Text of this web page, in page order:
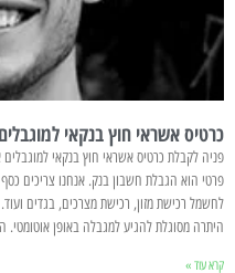
כרטיס אשראי חוץ בנקאי למוגבלים
פניה לקבלת כרטיס אשראי חוץ בנקאי
פרטי הוא הגבלת חשבון בנק. אנחנו צריכים
היתרה מסוגלת להגיע למגבלה באופן
קרא עוד »